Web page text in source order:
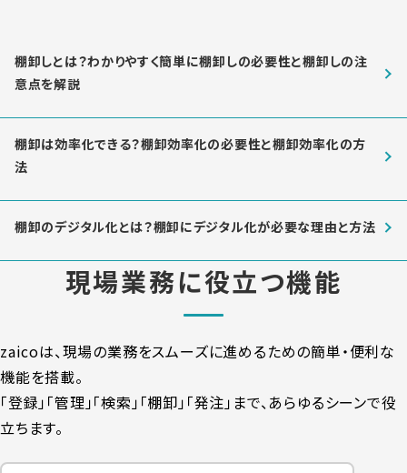
棚卸しとは？わかりやすく簡単に棚卸しの必要性と棚卸しの注
意点を解説
棚卸は効率化できる？棚卸効率化の必要性と棚卸効率化の方
法
棚卸のデジタル化とは？棚卸にデジタル化が必要な理由と方法
現場業務に役立つ機能
zaicoは、現場の業務をスムーズに進めるための簡単・便利な
機能を搭載。
「登録」「管理」「検索」「棚卸」「発注」まで、あらゆるシーンで役
立ちます。